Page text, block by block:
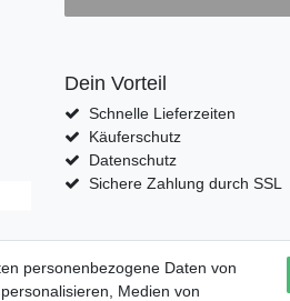
Dein Vorteil
Schnelle Lieferzeiten
Käuferschutz
Datenschutz
Sichere Zahlung durch SSL
personenbezogene Daten von
Medien von